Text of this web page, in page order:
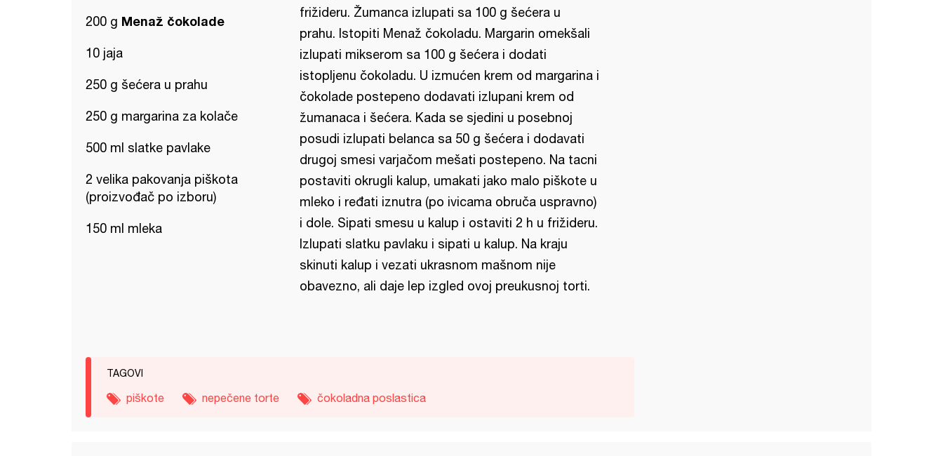
200 g Menaž čokolade
10 jaja
250 g šećera u prahu
250 g margarina za kolače
500 ml slatke pavlake
2 velika pakovanja piškota
(proizvođač po izboru)
150 ml mleka
frižideru. Žumanca izlupati sa 100 g šećera u
prahu. Istopiti Menaž čokoladu. Margarin omekšali
izlupati mikserom sa 100 g šećera i dodati
istopljenu čokoladu. U izmućen krem od margarina i
čokolade postepeno dodavati izlupani krem od
žumanaca i šećera. Kada se sjedini u posebnoj
posudi izlupati belanca sa 50 g šećera i dodavati
drugoj smesi varjačom mešati postepeno. Na tacni
postaviti okrugli kalup, umakati jako malo piškote u
mleko i ređati iznutra (po ivicama obruča uspravno)
i dole. Sipati smesu u kalup i ostaviti 2 h u frižideru.
Izlupati slatku pavlaku i sipati u kalup. Na kraju
skinuti kalup i vezati ukrasnom mašnom nije
obavezno, ali daje lep izgled ovoj preukusnoj torti.
TAGOVI
piškote nepečene torte čokoladna poslastica